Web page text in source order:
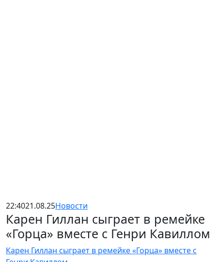
22:4021.08.25Новости
Карен Гиллан сыграет в ремейке
«Горца» вместе с Генри Кавиллом
Карен Гиллан сыграет в ремейке «Горца» вместе с